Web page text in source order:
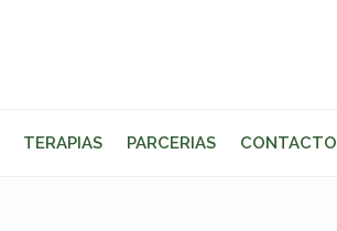
TERAPIAS PARCERIAS CONTACTO